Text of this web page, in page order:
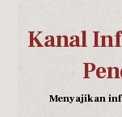
Kanal
Menyajikan